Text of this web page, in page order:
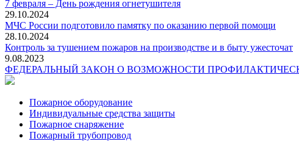
7 февраля – День рождения огнетушителя
29.10.2024
МЧС России подготовило памятку по оказанию первой помощи
28.10.2024
Контроль за тушением пожаров на производстве и в быту ужесточат
9.08.2023
ФЕДЕРАЛЬНЫЙ ЗАКОН О ВОЗМОЖНОСТИ
Пожарное оборудование
Индивидуальные средства защиты
Пожарное снаряжение
Пожарный трубопровод